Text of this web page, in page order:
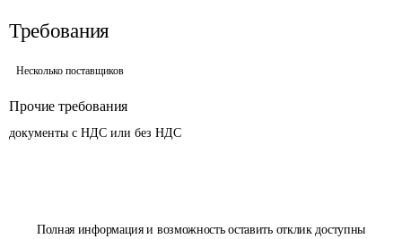
Полная информация и возможность оставить отклик доступны
Требования
Несколько поставщиков
Прочие требования
документы с НДС или без НДС